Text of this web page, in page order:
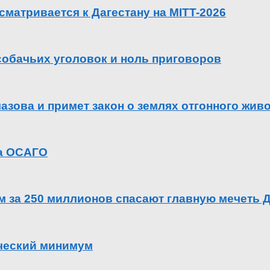
к Дагестану на MITT-2026
уголовок и ноль приговоров
и примет закон о землях отгонного
ОСАГО
за 250 миллионов спасают главную мечеть
минимум